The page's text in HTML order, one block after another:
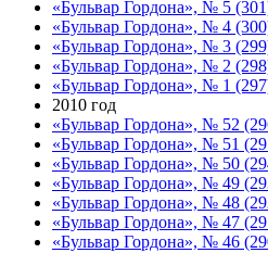
«Бульвар Гордона», № 5
«Бульвар Гордона», № 4
«Бульвар Гордона», № 3
«Бульвар Гордона», № 2
«Бульвар Гордона», № 1
2010 год
«Бульвар Гордона», № 52
«Бульвар Гордона», № 51
«Бульвар Гордона», № 50
«Бульвар Гордона», № 49
«Бульвар Гордона», № 48
«Бульвар Гордона», № 47
«Бульвар Гордона», № 46